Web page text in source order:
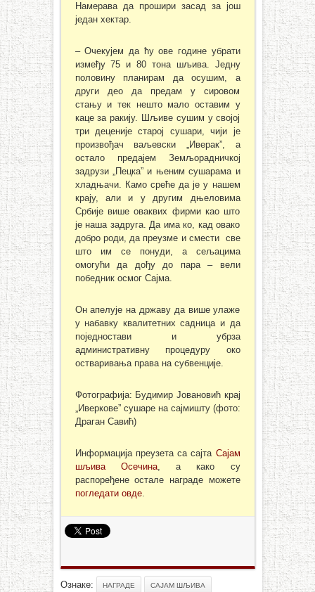
Намерава да прошири засад за још
један хектар.
– Очекујем да ћу ове године убрати
између 75 и 80 тона шљива. Једну
половину планирам да осушим, а
други део да предам у сировом
стању и тек нешто мало оставим у
каце за ракију. Шљиве сушим у својој
три деценије старој сушари, чији је
произвођач ваљевски „Иверак”, а
остало предајем Земљорадничкој
задрузи „Пецка” и њеним сушарама и
хладњачи. Камо среће да је у нашем
крају, али и у другим дњеловима
Србије више оваквих фирми као што
је наша задруга. Да има ко, кад овако
добро роди, да преузме и смести све
што им се понуди, а сељацима
омогући да дођу до пара – вели
победник осмог Сајма.
Он апелује на државу да више улаже
у набавку квалитетних садница и да
поједностави и убрза
административну процедуру око
остваривања права на субвенције.
Фотографија: Будимир Јовановић крај
„Иверкове” сушаре на сајмишту (фото:
Драган Савић)
Информација преузета са сајта Сајам
шљива Осечина, а како су
распоређене остале награде можете
погледати овде.
Ознаке: НАГРАДЕ САЈАМ ШЉИВА